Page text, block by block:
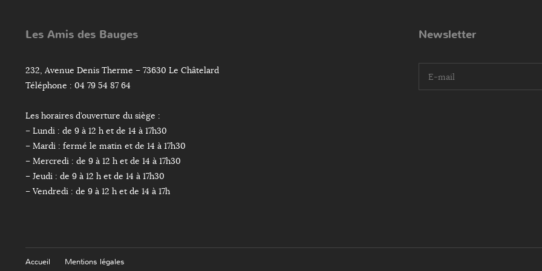
Les Amis des Bauges
232, Avenue Denis Therme – 73630 Le Châtelard
Téléphone : 04 79 54 87 64
Les horaires d’ouverture du siège :
– Lundi : de 9 à 12 h et de 14 à 17h30
– Mardi : fermé le matin et de 14 à 17h30
– Mercredi : de 9 à 12 h et de 14 à 17h30
– Jeudi : de 9 à 12 h et de 14 à 17h30
– Vendredi : de 9 à 12 h et de 14 à 17h
Newsletter
I agree terms and
Accueil Mentions légales